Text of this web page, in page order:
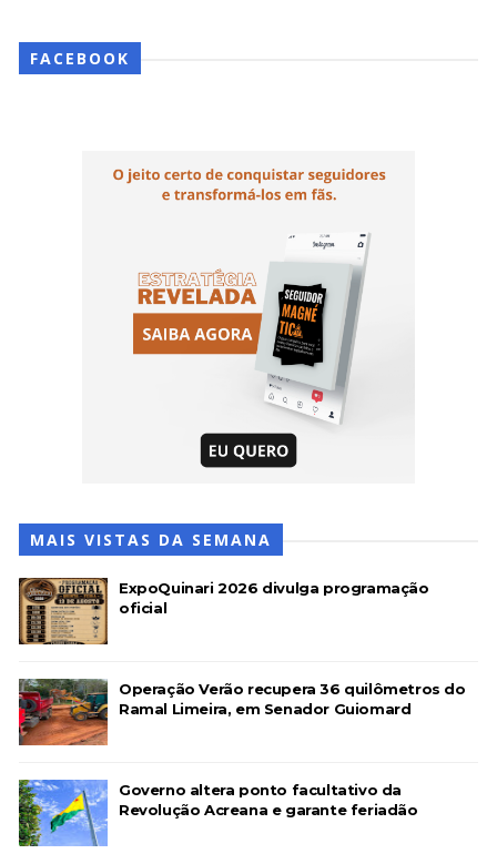
FACEBOOK
MAIS VISTAS DA SEMANA
ExpoQuinari 2026 divulga programação
oficial
Operação Verão recupera 36 quilômetros do
Ramal Limeira, em Senador Guiomard
Governo altera ponto facultativo da
Revolução Acreana e garante feriadão